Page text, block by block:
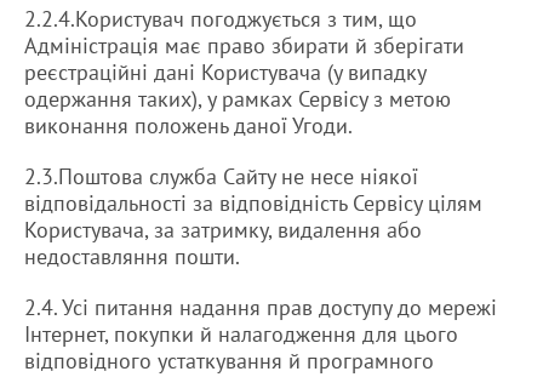
2.2.4.Користувач погоджується з тим, що
Адміністрація має право збирати й зберігати
реєстраційні дані Користувача (у випадку
одержання таких), у рамках Сервісу з метою
виконання положень даної Угоди.
2.3.Поштова служба Сайту не несе ніякої
відповідальності за відповідність Сервісу цілям
Користувача, за затримку, видалення або
недоставляння пошти.
2.4. Усі питання надання прав доступу до мережі
Інтернет, покупки й налагодження для цього
відповідного устаткування й програмного